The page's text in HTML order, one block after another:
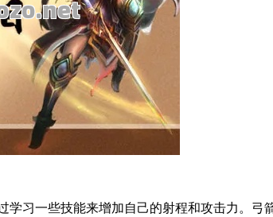
一些技能来增加自己的射程和攻击力。弓